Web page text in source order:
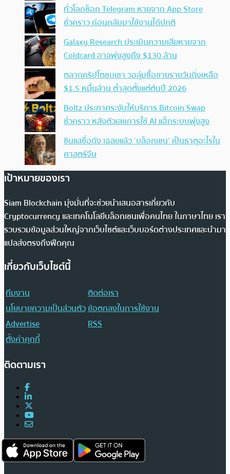
ทั่วโลกช็อก Telegram หายจาก App Store
ชั่วคราว ก่อนกลับมาใช้งานได้ปกติ
Galaxy Research ประเมินความเสียหายจาก
Coldcard อาจพุ่งสูงถึง $130 ล้าน
ตลาดคริปโตซบเซา วอลุ่มซื้อขายรายวันดิ่งเหลือ
$1.5 หมื่นล้าน ต่ำสุดตั้งแต่ต้นปี 2026
Boltz ประกาศระงับให้บริการ Bitcoin Swap
ชั่วคราว หลังตัวเลขการใช้ AI แฮ็กระบบพุ่งสูง
ซินแสชื่อดัง เฉลยแล้ว ‘บล็อกเชน’ เป็นธาตุอะไรใน
ศาสตร์จีน
เป้าหมายของเรา
Siam Blockchain มุ่งมั่นที่จะช่วยนำเสนอสารเกี่ยวกับ
Cryptocurrency และเทคโนโลยีบล็อกเชนเพื่อคนไทย ในภาษาไทย เรา
รวบรวมข้อมูลส่วนใหญ่จากเว็บไซต์และเว็บบอร์ดต่างประเทศและนำมา
แปลส่งตรงถึงฟีดคุณ
เกี่ยวกับเว็บไซต์นี้
ทีมงาน
ติดต่อเรา
นโยบายความเป็นส่วนตัวข้อตกลงในการใช้งาน
Advertise
RSS
ตั้งค่าคุกกี้
ติดตามเรา